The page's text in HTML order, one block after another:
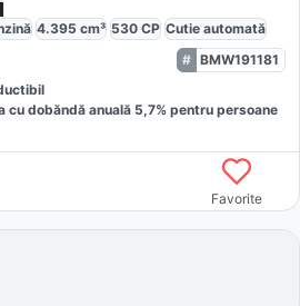
4.395 cm³ 530 CP Cutie automată
BMW191181
cu dobăndă anuală 5,7% pentru persoane
Favorite